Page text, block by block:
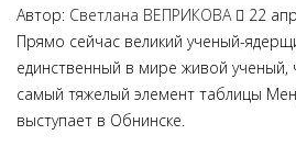
Автор: Светлана ВЕПРИКОВА 22
Прямо сейчас великий ученый-
единственный в мире живой
самый тяжелый элемент таблицы
выступает в Обнинске.